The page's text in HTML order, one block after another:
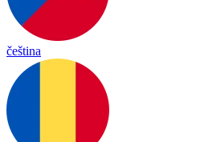
čeština